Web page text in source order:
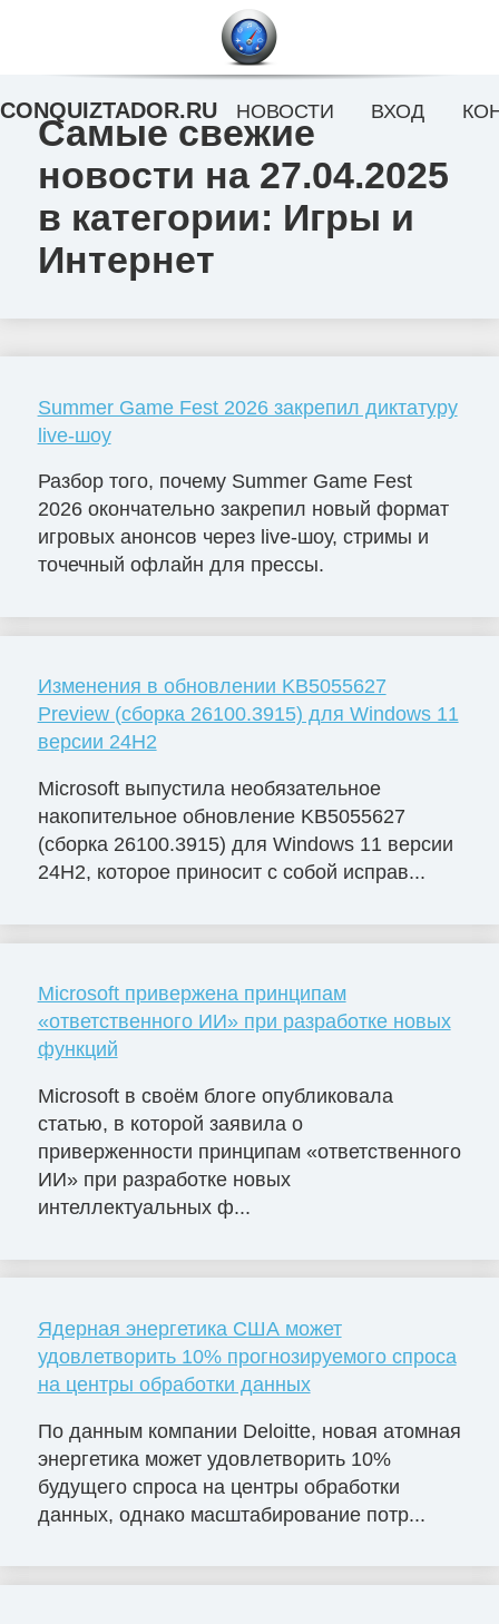
Самые свежие
новости на 27.04.2025
в категории: Игры и
Интернет
Summer Game Fest 2026 закрепил диктатуру
live-шоу
Разбор того, почему Summer Game Fest
2026 окончательно закрепил новый формат
игровых анонсов через live-шоу, стримы и
точечный офлайн для прессы.
Изменения в обновлении KB5055627
Preview (сборка 26100.3915) для Windows 11
версии 24H2
Microsoft выпустила необязательное
накопительное обновление KB5055627
(сборка 26100.3915) для Windows 11 версии
24H2, которое приносит с собой исправ...
Microsoft привержена принципам
«ответственного ИИ» при разработке новых
функций
Microsoft в своём блоге опубликовала
статью, в которой заявила о
приверженности принципам «ответственного
ИИ» при разработке новых
интеллектуальных ф...
Ядерная энергетика США может
удовлетворить 10% прогнозируемого спроса
на центры обработки данных
По данным компании Deloitte, новая атомная
энергетика может удовлетворить 10%
будущего спроса на центры обработки
данных, однако масштабирование потр...
CONQUIZTADOR.RU НОВОСТИ ВХОД